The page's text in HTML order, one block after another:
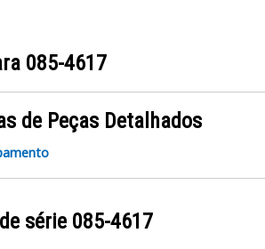
085-4617
de Peças Detalhados
série 085-4617